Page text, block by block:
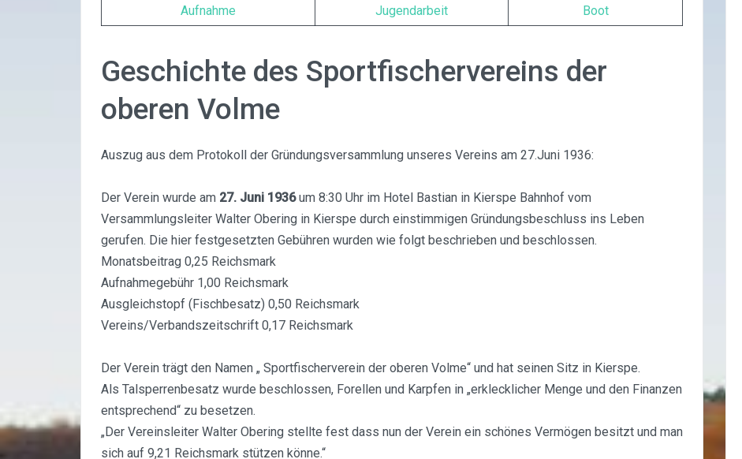
Aufnahme
Jugendarbeit Boot
Geschichte des Sportfischervereins der
oberen Volme
Auszug aus dem Protokoll der Gründungsversammlung unseres Vereins am 27.Juni 1936:
Der Verein wurde am 27. Juni 1936um 8:30 Uhr im Hotel Bastian in Kierspe Bahnhof vom
Versammlungsleiter Walter Obering in Kierspe durch einstimmigen Gründungsbeschluss ins Leben
gerufen. Die hier festgesetzten Gebühren wurden wie folgt beschrieben und beschlossen.
Monatsbeitrag 0,25 Reichsmark
Aufnahmegebühr 1,00 Reichsmark
Ausgleichstopf (Fischbesatz) 0,50 Reichsmark
Vereins/Verbandszeitschrift 0,17 Reichsmark
Der Verein trägt den Namen „ Sportfischerverein der oberen Volme“ und hat seinen Sitz in Kierspe.
Als Talsperrenbesatz wurde beschlossen, Forellen und Karpfen in „erklecklicher Menge und den Finanzen
entsprechend“ zu besetzen.
„Der Vereinsleiter Walter Obering stellte fest dass nun der Verein ein schönes Vermögen besitzt und man
sich auf 9,21 Reichsmark stützen könne.“